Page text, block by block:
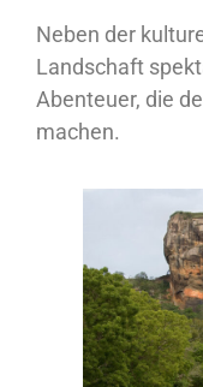
Neben der
Landschaft
Abenteuer, die
machen.